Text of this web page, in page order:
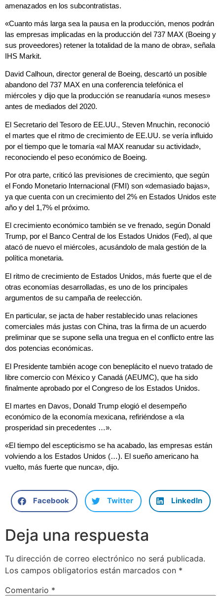
amenazados en los subcontratistas.
«Cuanto más larga sea la pausa en la producción, menos podrán
las empresas implicadas en la producción del 737 MAX (Boeing y
sus proveedores) retener la totalidad de la mano de obra», señala
IHS Markit.
David Calhoun, director general de Boeing, descartó un posible
abandono del 737 MAX en una conferencia telefónica el
miércoles y dijo que la producción se reanudaría «unos meses»
antes de mediados del 2020.
El Secretario del Tesoro de EE.UU., Steven Mnuchin, reconoció
el martes que el ritmo de crecimiento de EE.UU. se vería influido
por el tiempo que le tomaría «al MAX reanudar su actividad»,
reconociendo el peso económico de Boeing.
Por otra parte, criticó las previsiones de crecimiento, que según
el Fondo Monetario Internacional (FMI) son «demasiado bajas»,
ya que cuenta con un crecimiento del 2% en Estados Unidos este
año y del 1,7% el próximo.
El crecimiento económico también se ve frenado, según Donald
Trump, por el Banco Central de los Estados Unidos (Fed), al que
atacó de nuevo el miércoles, acusándolo de mala gestión de la
política monetaria.
El ritmo de crecimiento de Estados Unidos, más fuerte que el de
otras economías desarrolladas, es uno de los principales
argumentos de su campaña de reelección.
En particular, se jacta de haber restablecido unas relaciones
comerciales más justas con China, tras la firma de un acuerdo
preliminar que se supone sella una tregua en el conflicto entre las
dos potencias económicas.
El Presidente también acoge con beneplácito el nuevo tratado de
libre comercio con México y Canadá (AEUMC), que ha sido
finalmente aprobado por el Congreso de los Estados Unidos.
El martes en Davos, Donald Trump elogió el desempeño
económico de la economía mexicana, refiriéndose a «la
prosperidad sin precedentes …».
«El tiempo del escepticismo se ha acabado, las empresas están
volviendo a los Estados Unidos (…). El sueño americano ha
vuelto, más fuerte que nunca», dijo.
Facebook Twitter LinkedIn
Deja una respuesta
Tu dirección de correo electrónico no será publicada.
Los campos obligatorios están marcados con *
Comentario *